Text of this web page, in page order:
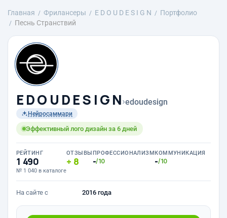
Главная Фрилансеры E D O U D E S I G N
Портфолио
Песнь Странствий
E D O U D E S I G N›edoudesign
Нейросаммари
Эффективный лого дизайн за 6 дней
РЕЙТИНГ
1 490
№ 1 040 в каталоге
ОТЗЫВЫ
8
ПРОФЕССИОНАЛИЗМ
-/10
КОММУНИКАЦИЯ
-/10
На сайте с 2016 года